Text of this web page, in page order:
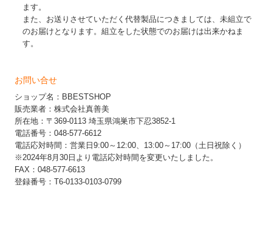
ます。
また、お送りさせていただく代替製品につきましては、未組立で
のお届けとなります。組立をした状態でのお届けは出来かねま
す。
お問い合せ
ショップ名：BBESTSHOP
販売業者：株式会社真善美
所在地：〒369-0113 埼玉県鴻巣市下忍3852-1
電話番号：048-577-6612
電話応対時間：営業日9:00～12:00、13:00～17:00（土日祝除く）
※2024年8月30日より電話応対時間を変更いたしました。
FAX：048-577-6613
登録番号：T6-0133-0103-0799